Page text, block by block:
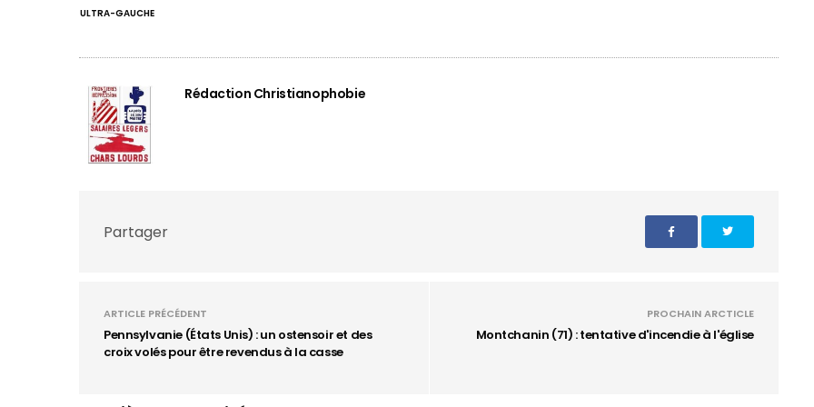
ULTRA-GAUCHE
Rédaction Christianophobie
Partager
ARTICLE PRÉCÉDENT
Pennsylvanie (États Unis) : un ostensoir et des
croix volés pour être revendus à la casse
PROCHAIN ARCTICLE
Montchanin (71) : tentative d'incendie à l'église